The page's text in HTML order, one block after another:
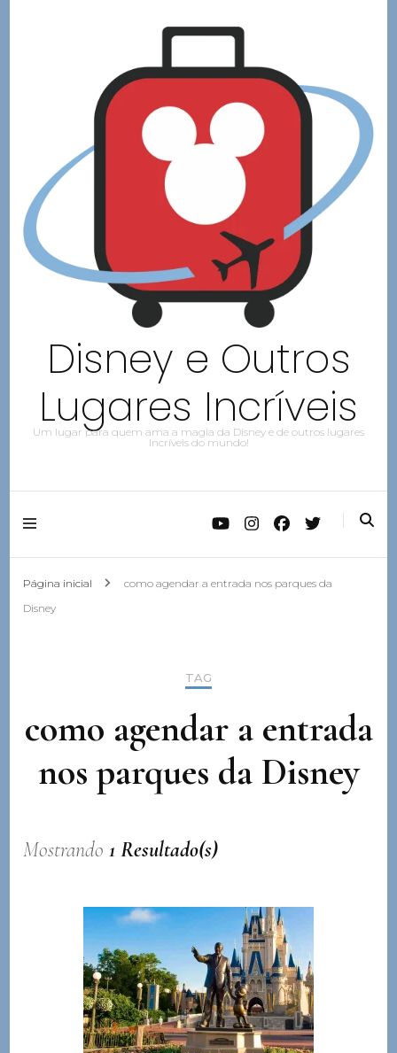
Disney e Outros
Lugares Incríveis
Um lugar para quem ama a magia da Disney e de outros lugares
Incríveis do mundo!
Página inicial
como agendar a entrada nos parques da
Disney
TAG
como agendar a entrada
nos parques da Disney
Mostrando1 Resultado(s)